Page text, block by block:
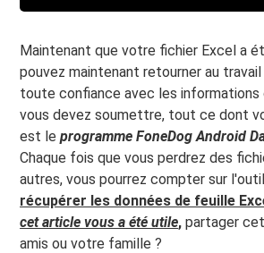
Maintenant que votre fichier Excel a
pouvez maintenant retourner au
toute confiance avec les informations
vous devez soumettre, tout ce dont
est leprogramme FoneDog Android
Chaque fois que vous perdrez des
autres, vous pourrez compter sur
récupérer les données de feuille
cet article vous a été utile, partager
amis ou votre famille ?